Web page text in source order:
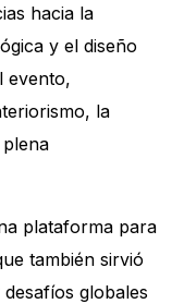
hacia la
y el diseño
evento,
la
plataforma para
también sirvió
globales